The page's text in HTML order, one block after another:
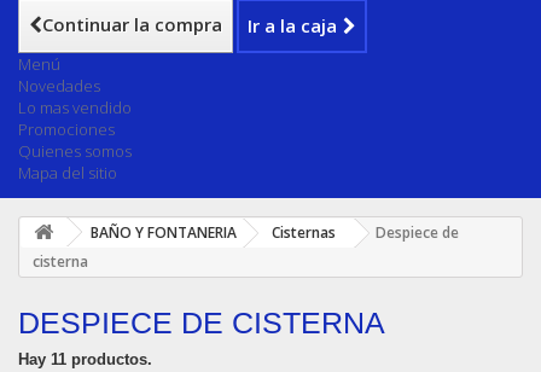
Continuar la compra Ir a la caja
Menú
Novedades
Lo mas vendido
Promociones
Quienes somos
Mapa del sitio
BAÑO Y FONTANERIA Cisternas
Despiece de
cisterna
DESPIECE DE CISTERNA
Hay 11 productos.